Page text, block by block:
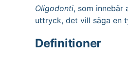
Oligodonti, som innebär
uttryck, det vill säga en
Definitioner